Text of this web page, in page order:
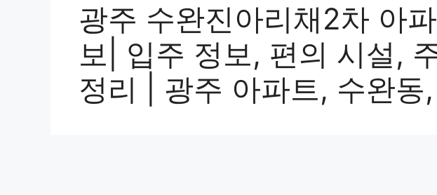
광주 수완진아리채2차 아
보| 입주 정보, 편의 시설,
정리 | 광주 아파트, 수완동